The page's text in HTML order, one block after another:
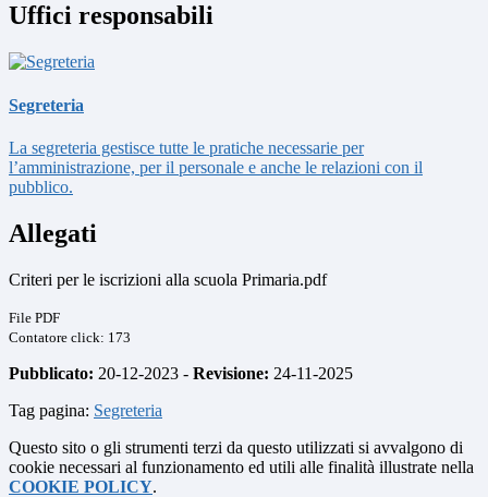
Uffici responsabili
Segreteria
La segreteria gestisce tutte le pratiche necessarie per
l’amministrazione, per il personale e anche le relazioni con il
pubblico.
Allegati
Criteri per le iscrizioni alla scuola Primaria.pdf
File PDF
Contatore click: 173
Pubblicato: 20-12-2023 - Revisione: 24-11-2025
Tag pagina: Segreteria
Questo sito o gli strumenti terzi da questo utilizzati si avvalgono di
cookie necessari al funzionamento ed utili alle finalità illustrate nella
COOKIE POLICY.